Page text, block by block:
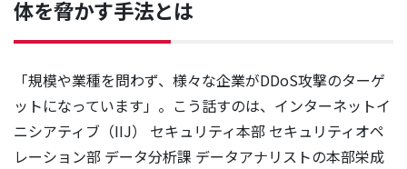
体を脅かす手法とは
「規模や業種を問わず、様々な企業がDDoS攻撃のターゲ
ットになっています」。こう話すのは、インターネットイ
ニシアティブ（IIJ） セキュリティ本部 セキュリティオペ
レーション部 データ分析課 データアナリストの本部栄成